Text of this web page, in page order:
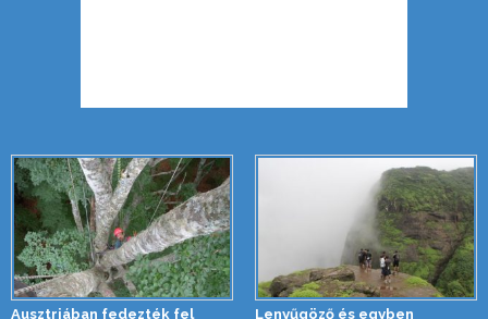
Ausztriában fedezték fel Lenyűgöző és egyben